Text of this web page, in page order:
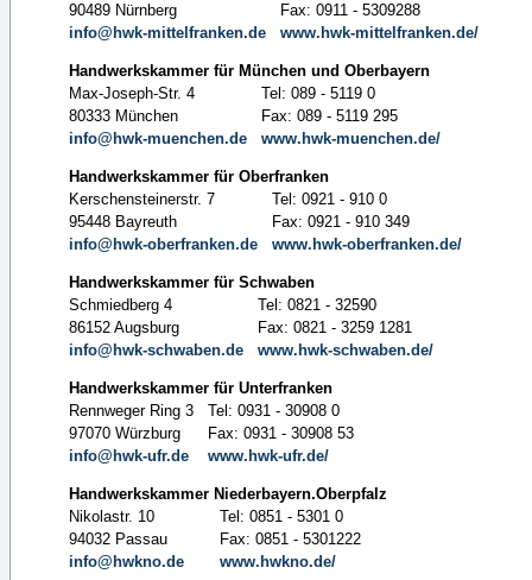
90489 Nürnberg
Fax: 0911 - 5309288
info@hwk-mittelfranken.de
www.hwk-mittelfranken.de/
Handwerkskammer für München und Oberbayern
Max-Joseph-Str. 4
Tel: 089 - 5119 0
80333 München
Fax: 089 - 5119 295
info@hwk-muenchen.de
www.hwk-muenchen.de/
Handwerkskammer für Oberfranken
Kerschensteinerstr. 7
Tel: 0921 - 910 0
95448 Bayreuth
Fax: 0921 - 910 349
info@hwk-oberfranken.de
www.hwk-oberfranken.de/
Handwerkskammer für Schwaben
Schmiedberg 4
Tel: 0821 - 32590
86152 Augsburg
Fax: 0821 - 3259 1281
info@hwk-schwaben.de
www.hwk-schwaben.de/
Handwerkskammer für Unterfranken
Rennweger Ring 3
Tel: 0931 - 30908 0
97070 Würzburg
Fax: 0931 - 30908 53
info@hwk-ufr.de
www.hwk-ufr.de/
Handwerkskammer Niederbayern.Oberpfalz
Nikolastr. 10
Tel: 0851 - 5301 0
94032 Passau
Fax: 0851 - 5301222
info@hwkno.de
www.hwkno.de/